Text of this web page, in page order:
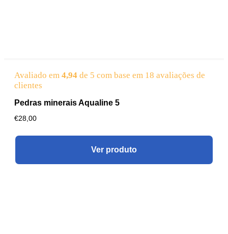
Avaliado em 4,94 de 5 com base em 18 avaliações de
clientes
Pedras minerais Aqualine 5
€28,00
Ver produto